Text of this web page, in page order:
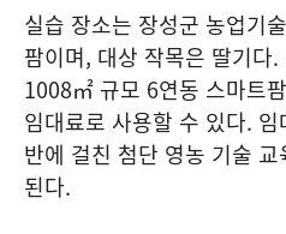
실습 장소는 장성군 농업기
팜이며, 대상 작목은 딸기다
1008㎡ 규모 6연동 스마트
임대료로 사용할 수 있다.
반에 걸친 첨단 영농 기술
된다.